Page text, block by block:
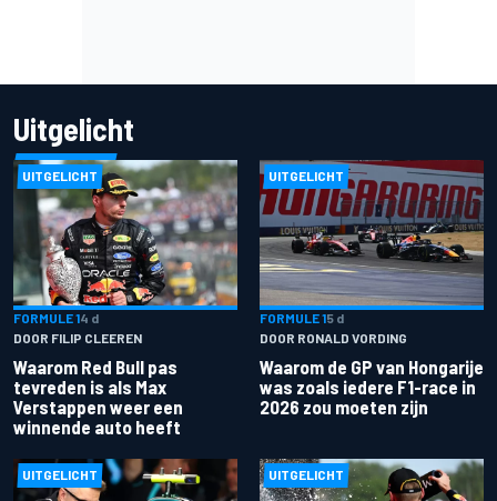
Uitgelicht
UITGELICHT
FORMULE 14 d
DOOR FILIP CLEEREN
Waarom Red Bull pas
tevreden is als Max
Verstappen weer een
winnende auto heeft
UITGELICHT
FORMULE 15 d
DOOR RONALD VORDING
Waarom de GP van Hongarije
was zoals iedere F1-race in
2026 zou moeten zijn
UITGELICHT UITGELICHT